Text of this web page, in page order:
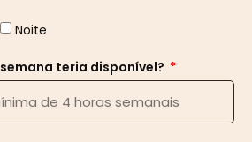
Noite
teria disponível?